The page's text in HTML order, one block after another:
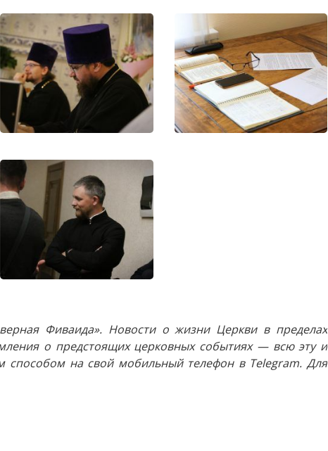
Фиваида». Новости о жизни Церкви в пределах
о предстоящих церковных событиях — всю эту и
на свой мобильный телефон в Telegram. Для